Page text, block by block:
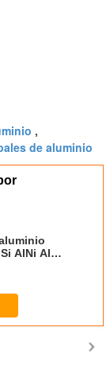
,
de aluminio
AlNi AlGr